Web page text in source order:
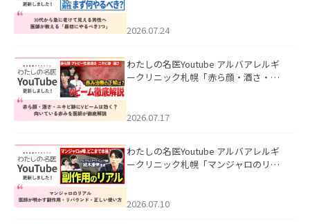
た。
2026.07.24
わたしの名医Youtube アルバアレルギ
ークリニック札幌「赤ら顔・酒さ・ニ
した。
2026.07.17
わたしの名医Youtube アルバアレルギ
ークリニック札幌「マンジャロのリア
た。
2026.07.10